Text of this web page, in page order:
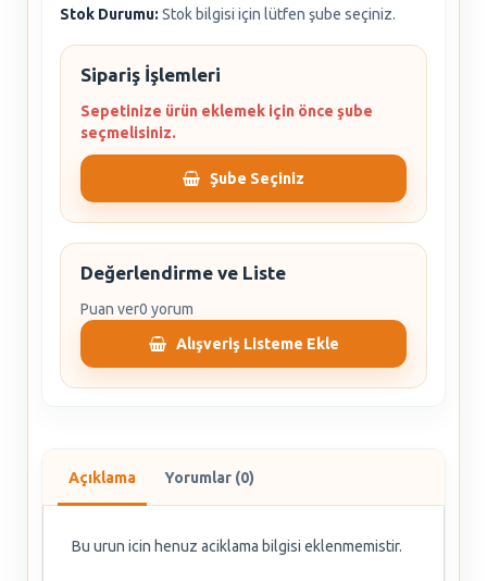
Stok Durumu: Stok bilgisi için lütfen şube seçiniz.
Sipariş İşlemleri
Sepetinize ürün eklemek için önce şube
seçmelisiniz.
Şube Seçiniz
Değerlendirme ve Liste
Puan ver0 yorum
Alışveriş Listeme Ekle
Açıklama Yorumlar (0)
Bu urun icin henuz aciklama bilgisi eklenmemistir.